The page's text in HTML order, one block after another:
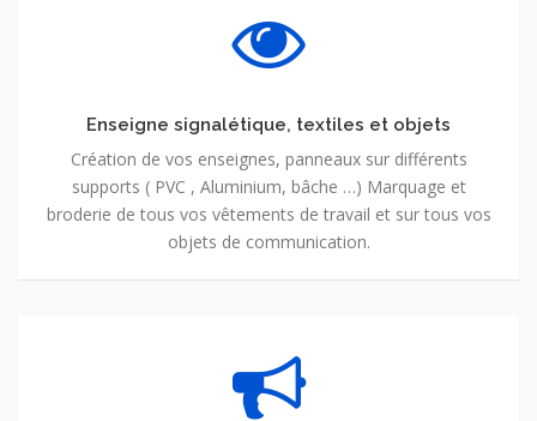
Enseigne signalétique, textiles et objets
Création de vos enseignes, panneaux sur différents
supports ( PVC , Aluminium, bâche …) Marquage et
broderie de tous vos vêtements de travail et sur tous vos
objets de communication.